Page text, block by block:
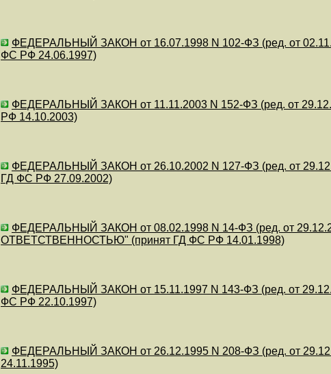
ФЕДЕРАЛЬНЫЙ ЗАКОН от 16.07.1998 N 102-ФЗ (ред. от
ФС РФ 24.06.1997)
ФЕДЕРАЛЬНЫЙ ЗАКОН от 11.11.2003 N 152-ФЗ (ред. от
РФ 14.10.2003)
ФЕДЕРАЛЬНЫЙ ЗАКОН от 26.10.2002 N 127-ФЗ (ред. от
ГД ФС РФ 27.09.2002)
ФЕДЕРАЛЬНЫЙ ЗАКОН от 08.02.1998 N 14-ФЗ (ред. от
ОТВЕТСТВЕННОСТЬЮ" (принят ГД ФС РФ 14.01.1998)
ФЕДЕРАЛЬНЫЙ ЗАКОН от 15.11.1997 N 143-ФЗ (ред. от
ФС РФ 22.10.1997)
ФЕДЕРАЛЬНЫЙ ЗАКОН от 26.12.1995 N 208-ФЗ (ред. от
24.11.1995)